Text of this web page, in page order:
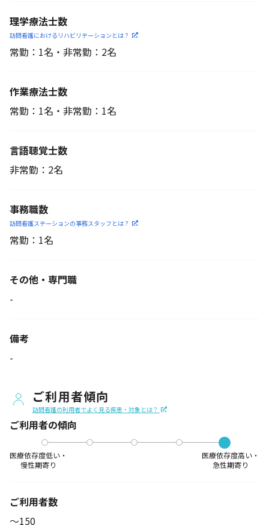
理学療法士数
訪問看護におけるリハビリ テーションとは？
常勤：1名・非常勤：2名
作業療法士数
常勤：1名・非常勤：1名
言語聴覚士数
非常勤：2名
事務職数
訪問看護ステーションの事務スタッフとは？
常勤：1名
その他・専門職
-
備考
-
ご利用者傾向
訪問看護の利用者でよく見る疾患・対象とは？
ご利用者の傾向
医療依存度低い・
慢性期寄り
医療依存度高い・
急性期寄り
ご利用者数
〜150